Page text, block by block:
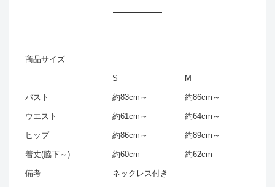
商品サイズ
S M
バスト 約83cm～ 約86cm～
ウエスト 約61cm～ 約64cm～
ヒップ 約86cm～ 約89cm～
着丈(脇下～) 約60cm 約62cm
備考 ネックレス付き